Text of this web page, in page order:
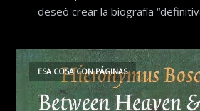
deseó crear la biografía
ESA COSA CON PÁGINAS